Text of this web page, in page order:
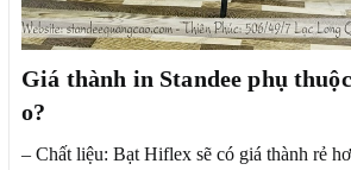
Giá thành in Standee phụ
o?
– Chất liệu: Bạt Hiflex sẽ có giá thành rẻ